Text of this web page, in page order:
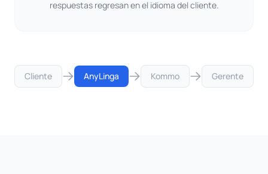
respuestas regresan en el idioma del cliente.
Cliente AnyLinga Kommo Gerente